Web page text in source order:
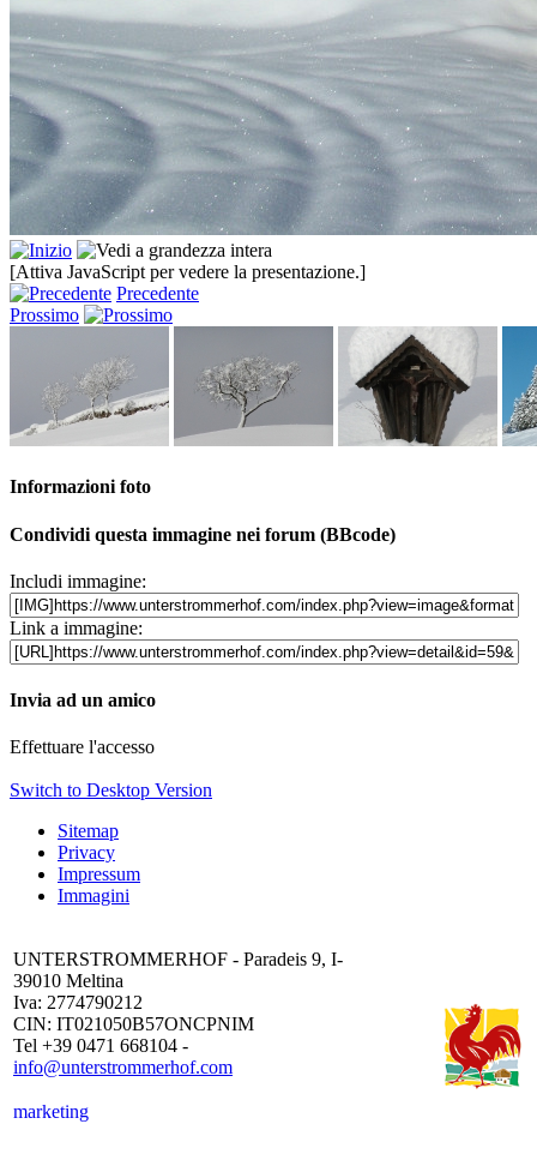
[Attiva JavaScript per vedere la presentazione.]
Precedente
Prossimo
Informazioni foto
Condividi questa immagine nei forum (BBcode)
Includi immagine:
Link a immagine:
Invia ad un amico
Effettuare l'accesso
Switch to Desktop Version
Sitemap
Privacy
Impressum
Immagini
UNTERSTROMMERHOF - Paradeis 9, I-
39010 Meltina
Iva: 2774790212
CIN: IT021050B57ONCPNIM
Tel +39 0471 668104 -
info@unterstrommerhof.com
marketing